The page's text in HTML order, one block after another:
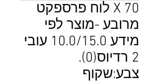
70 X לוח פרספקט
מרובע -מוצר לפי
מידע 10.0/15.0 עובי
2 רדיוס(0).
צבע:שקוף